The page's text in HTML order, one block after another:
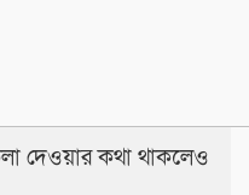
দেওয়ার কথা থাকলেও